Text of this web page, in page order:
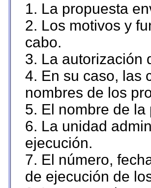
1. La propuesta
2. Los motivos y
cabo.
3. La autorización
4. En su caso, las
nombres de los
5. El nombre de
6. La unidad
ejecución.
7. El número,
de ejecución de